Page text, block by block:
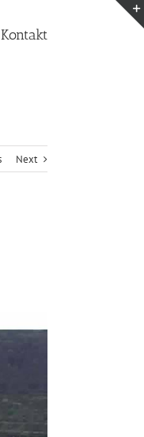
Kontakt
Next